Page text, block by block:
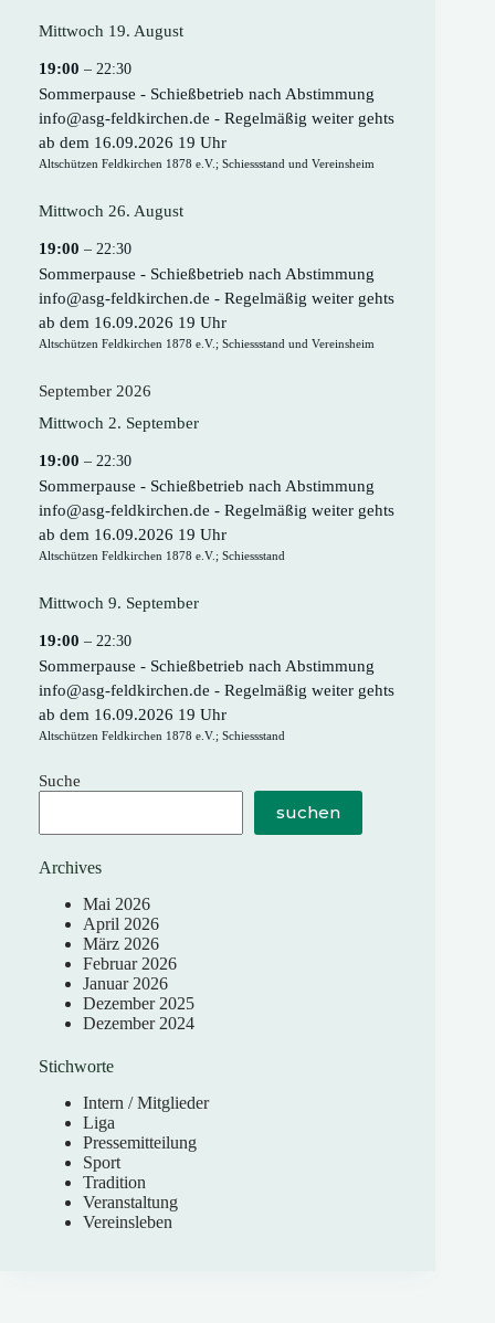
Mittwoch 19. August
19:00 – 22:30
Sommerpause - Schießbetrieb nach Abstimmung
info@asg-feldkirchen.de - Regelmäßig weiter gehts
ab dem 16.09.2026 19 Uhr
Altschützen Feldkirchen 1878 e.V.; Schiessstand und Vereinsheim
Mittwoch 26. August
19:00 – 22:30
Sommerpause - Schießbetrieb nach Abstimmung
info@asg-feldkirchen.de - Regelmäßig weiter gehts
ab dem 16.09.2026 19 Uhr
Altschützen Feldkirchen 1878 e.V.; Schiessstand und Vereinsheim
September 2026
Mittwoch 2. September
19:00 – 22:30
Sommerpause - Schießbetrieb nach Abstimmung
info@asg-feldkirchen.de - Regelmäßig weiter gehts
ab dem 16.09.2026 19 Uhr
Altschützen Feldkirchen 1878 e.V.; Schiessstand
Mittwoch 9. September
19:00 – 22:30
Sommerpause - Schießbetrieb nach Abstimmung
info@asg-feldkirchen.de - Regelmäßig weiter gehts
ab dem 16.09.2026 19 Uhr
Altschützen Feldkirchen 1878 e.V.; Schiessstand
Suche
suchen
Archives
Mai 2026
April 2026
März 2026
Februar 2026
Januar 2026
Dezember 2025
Dezember 2024
Stichworte
Intern / Mitglieder
Liga
Pressemitteilung
Sport
Tradition
Veranstaltung
Vereinsleben